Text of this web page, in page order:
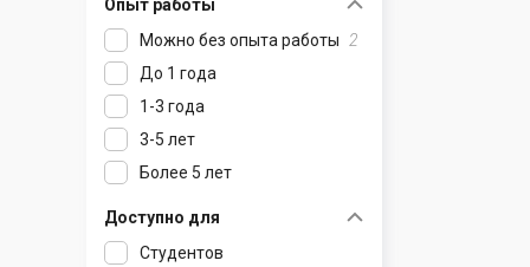
Раков
Ратомка
Самохваловичи
Сеница
Слуцк
Смиловичи
Смолевичи
Солигорск
Шклов
Опыт работы
Можно без опыта работы 2
До 1 года
1-3 года
3-5 лет
Более 5 лет
Доступно для
Студентов